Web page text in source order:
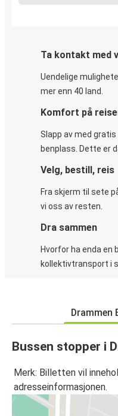
Ta kontakt med
Uendelige
mer enn 40 land.
Komfort på
Slapp av med
benplass. Dette er
Velg, bestill, reis
Fra skjerm til sete
vi oss av resten.
Dra sammen
Hvorfor ha enda en
kollektivtransport i
Drammen
Bussen stopper i
Merk: Billetten vil
adresseinformasjonen.